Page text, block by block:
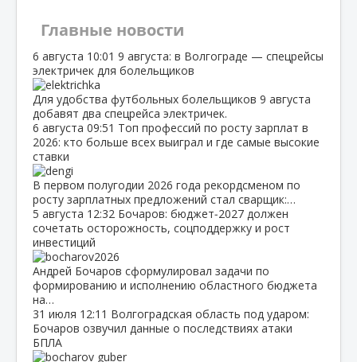
Главные новости
6 августа 10:01 9 августа: в Волгограде — спецрейсы
электричек для болельщиков
Для удобства футбольных болельщиков 9 августа
добавят два спецрейса электричек.
6 августа 09:51 Топ профессий по росту зарплат в
2026: кто больше всех выиграл и где самые высокие
ставки
В первом полугодии 2026 года рекордсменом по
росту зарплатных предложений стал сварщик:…
5 августа 12:32 Бочаров: бюджет‑2027 должен
сочетать осторожность, соцподдержку и рост
инвестиций
Андрей Бочаров сформулировал задачи по
формированию и исполнению областного бюджета
на…
31 июля 12:11 Волгоградская область под ударом:
Бочаров озвучил данные о последствиях атаки
БПЛА